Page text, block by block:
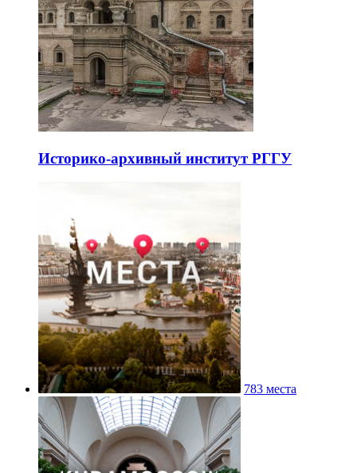
Историко-архивный институт РГГУ
783 места